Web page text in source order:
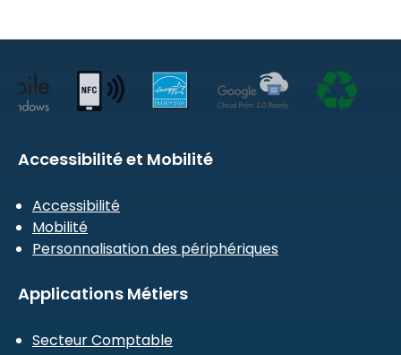
Accessibilité et Mobilité
Accessibilité
Mobilité
Personnalisation des périphériques
Applications Métiers
Secteur Comptable